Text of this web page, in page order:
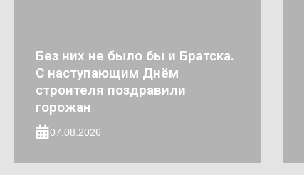
Без них не было бы и Братска.
С наступающим Днём
строителя поздравили
горожан
07.08.2026